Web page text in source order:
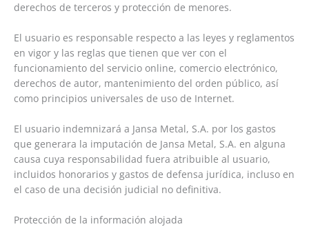
derechos de terceros y protección de menores.
El usuario es responsable respecto a las leyes y reglamentos
en vigor y las reglas que tienen que ver con el
funcionamiento del servicio online, comercio electrónico,
derechos de autor, mantenimiento del orden público, así
como principios universales de uso de Internet.
El usuario indemnizará a Jansa Metal, S.A. por los gastos
que generara la imputación de Jansa Metal, S.A. en alguna
causa cuya responsabilidad fuera atribuible al usuario,
incluidos honorarios y gastos de defensa jurídica, incluso en
el caso de una decisión judicial no definitiva.
Protección de la información alojada